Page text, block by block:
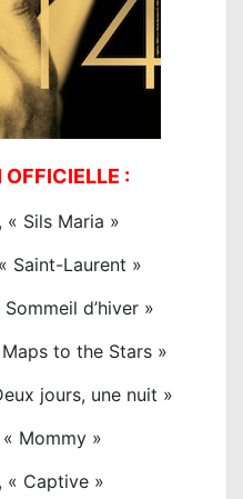
:
« Sils Maria »
Saint-Laurent »
d’hiver »
to the Stars »
jours, une nuit »
Mommy »
« Captive »